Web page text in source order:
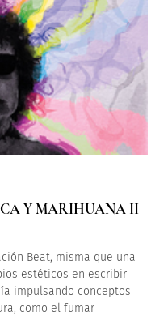
Y MARIHUANA II
Beat, misma que una
estéticos en escribir
impulsando conceptos
como el fumar